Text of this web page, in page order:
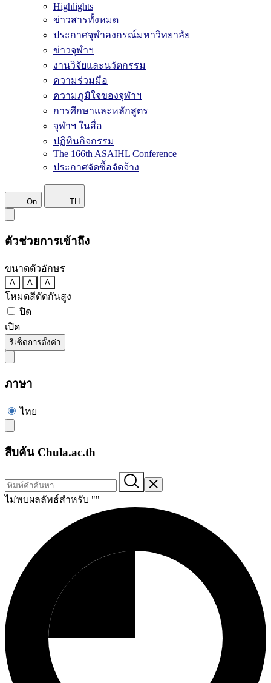
Highlights
ข่าวสารทั้งหมด
ประกาศจุฬาลงกรณ์มหาวิทยาลัย
ข่าวจุฬาฯ
งานวิจัยและนวัตกรรม
ความร่วมมือ
ความภูมิใจของจุฬาฯ
การศึกษาและหลักสูตร
จุฬาฯ ในสื่อ
ปฏิทินกิจกรรม
The 166th ASAIHL Conference
ประกาศจัดซื้อจัดจ้าง
On TH
ตัวช่วยการเข้าถึง
ขนาดตัวอักษร
A A A
โหมดสีตัดกันสูง
ปิด
เปิด
รีเซ็ตการตั้งค่า
ภาษา
ไทย
สืบค้น Chula.ac.th
ไม่พบผลลัพธ์สำหรับ ""